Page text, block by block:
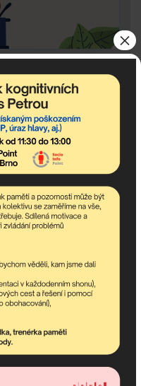
Společné vaření
Celý článek
Next
v asociaci.
×